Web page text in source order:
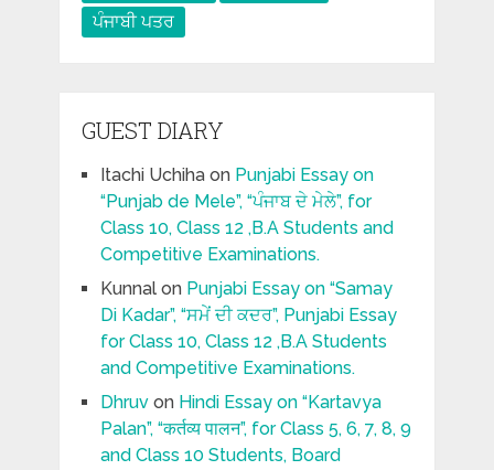
ਪੰਜਾਬੀ ਪਤਰ
GUEST DIARY
Itachi Uchihaon Punjabi Essay on
“Punjab de Mele”, “ਪੰਜਾਬ ਦੇ ਮੇਲੇ”, for
Class 10, Class 12 ,B.A Students and
Competitive Examinations.
Kunnalon Punjabi Essay on “Samay
Di Kadar”, “ਸਮੇਂ ਦੀ ਕਦਰ”, Punjabi Essay
for Class 10, Class 12 ,B.A Students
and Competitive Examinations.
Dhruvon Hindi Essay on “Kartavya
Palan”, “कर्तव्य पालन”, for Class 5, 6, 7, 8, 9
and Class 10 Students, Board